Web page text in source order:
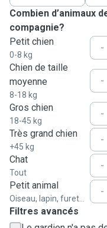
Combien d’animaux
compagnie?
Petit chien
0-8 kg
-
Chien de taille
moyenne
8-18 kg
-
Gros chien
18-45 kg
-
Très grand chien
+45 kg
-
Chat
Tout
-
Petit animal
Oiseau, lapin, furet...
-
Filtres avancés